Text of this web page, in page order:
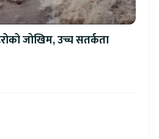
जोखिम, उच्च सतर्कता